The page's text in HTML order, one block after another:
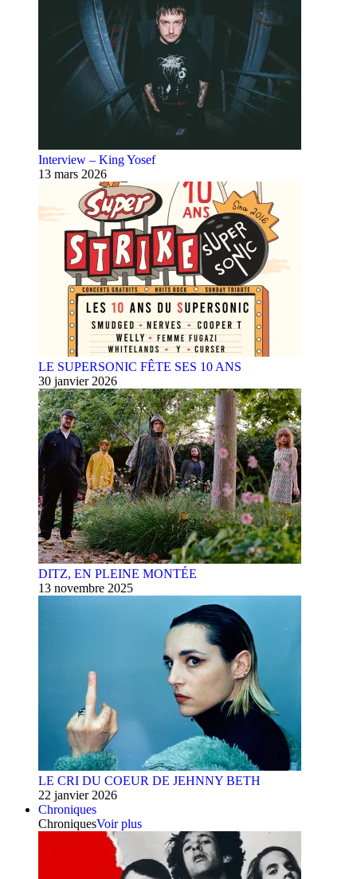
Interview – King Yosef
13 mars 2026
LE SUPERSONIC FÊTE SES 10 ANS
30 janvier 2026
DITZ, EN PLEINE MONTÉE
13 novembre 2025
LE CRI DU COEUR DE JEHNNY BETH
22 janvier 2026
Chroniques
ChroniquesVoir plus